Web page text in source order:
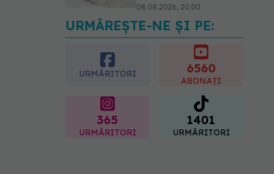
08.08.2026, 20:00
Cum folosești uleiul
esențial de rozmarin
pentru a opri căderea
09.08.2026, 11:00
URMĂREȘTE-NE ȘI PE:
URMĂRITORI 6560
ABONAȚI
365
URMĂRITORI
1401
URMĂRITORI